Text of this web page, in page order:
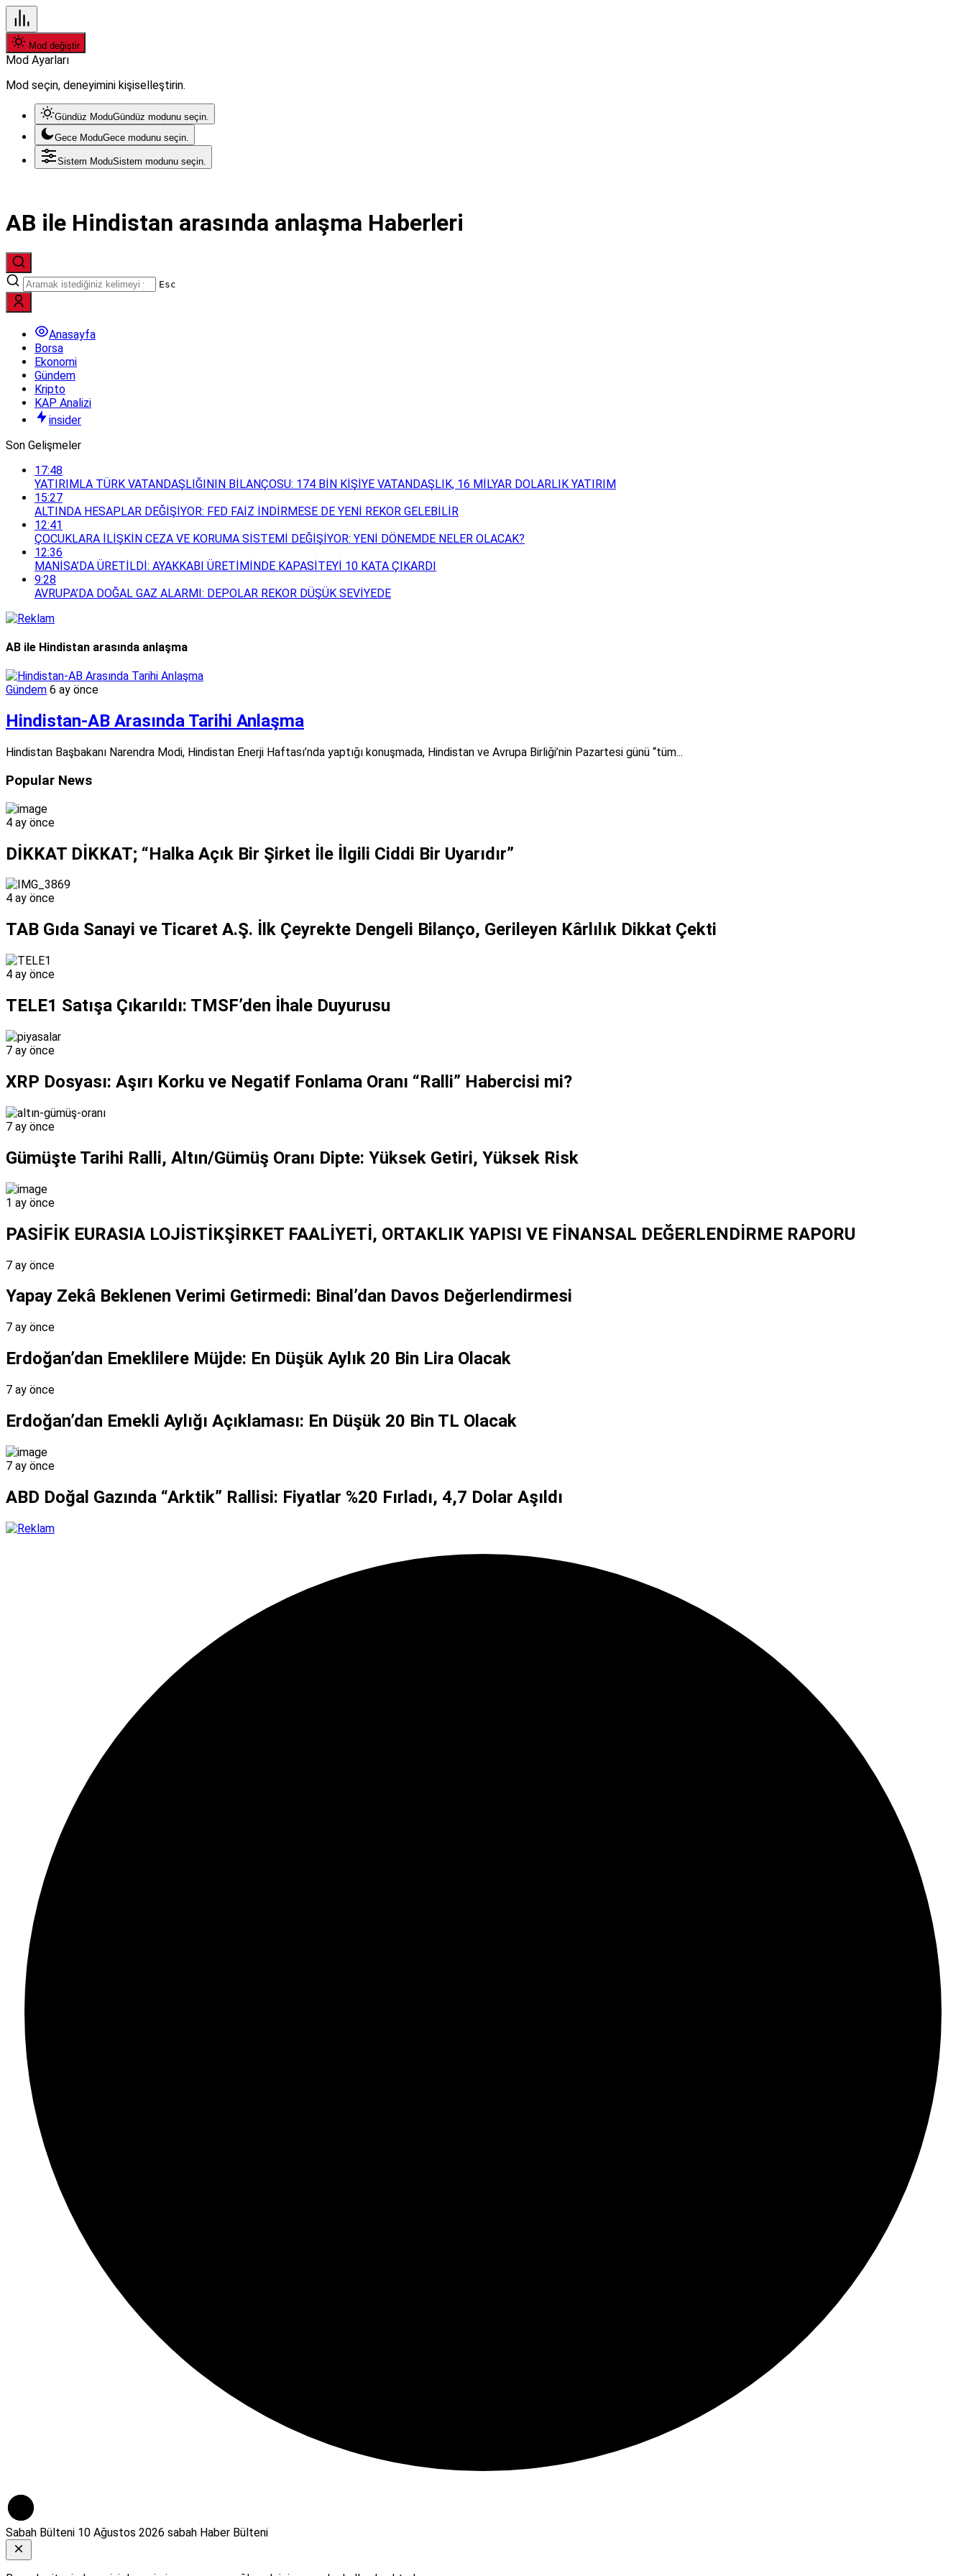
Mod değiştir
Mod Ayarları
Mod seçin, deneyimini kişiselleştirin.
Gündüz ModuGündüz modunu seçin.
Gece ModuGece modunu seçin.
Sistem ModuSistem modunu seçin.
AB ile Hindistan arasında anlaşma Haberleri
Esc
Anasayfa
Borsa
Ekonomi
Gündem
Kripto
KAP Analizi
insider
Son Gelişmeler
17:48
YATIRIMLA TÜRK VATANDAŞLIĞININ BİLANÇOSU: 174 BİN KİŞİYE VATANDAŞLIK, 16 MİLYAR DOLARLIK YATIRIM
15:27
ALTINDA HESAPLAR DEĞİŞİYOR: FED FAİZ İNDİRMESE DE YENİ REKOR GELEBİLİR
12:41
ÇOCUKLARA İLİŞKİN CEZA VE KORUMA SİSTEMİ DEĞİŞİYOR: YENİ DÖNEMDE NELER OLACAK?
12:36
MANİSA’DA ÜRETİLDİ: AYAKKABI ÜRETİMİNDE KAPASİTEYİ 10 KATA ÇIKARDI
9:28
AVRUPA’DA DOĞAL GAZ ALARMI: DEPOLAR REKOR DÜŞÜK SEVİYEDE
AB ile Hindistan arasında anlaşma
Gündem 6 ay önce
Hindistan-AB Arasında Tarihi Anlaşma
Hindistan Başbakanı Narendra Modi, Hindistan Enerji Haftası’nda yaptığı konuşmada, Hindistan ve Avrupa Birliği’nin Pazartesi günü “tüm...
Popular News
4 ay önce
DİKKAT DİKKAT; “Halka Açık Bir Şirket İle İlgili Ciddi Bir Uyarıdır”
4 ay önce
TAB Gıda Sanayi ve Ticaret A.Ş. İlk Çeyrekte Dengeli Bilanço, Gerileyen Kârlılık Dikkat Çekti
4 ay önce
TELE1 Satışa Çıkarıldı: TMSF’den İhale Duyurusu
7 ay önce
XRP Dosyası: Aşırı Korku ve Negatif Fonlama Oranı “Ralli” Habercisi mi?
7 ay önce
Gümüşte Tarihi Ralli, Altın/Gümüş Oranı Dipte: Yüksek Getiri, Yüksek Risk
1 ay önce
PASİFİK EURASIA LOJİSTİKŞİRKET FAALİYETİ, ORTAKLIK YAPISI VE FİNANSAL DEĞERLENDİRME RAPORU
7 ay önce
Yapay Zekâ Beklenen Verimi Getirmedi: Binal’dan Davos Değerlendirmesi
7 ay önce
Erdoğan’dan Emeklilere Müjde: En Düşük Aylık 20 Bin Lira Olacak
7 ay önce
Erdoğan’dan Emekli Aylığı Açıklaması: En Düşük 20 Bin TL Olacak
7 ay önce
ABD Doğal Gazında “Arktik” Rallisi: Fiyatlar %20 Fırladı, 4,7 Dolar Aşıldı
Sabah Bülteni 10 Ağustos 2026 sabah Haber Bülteni